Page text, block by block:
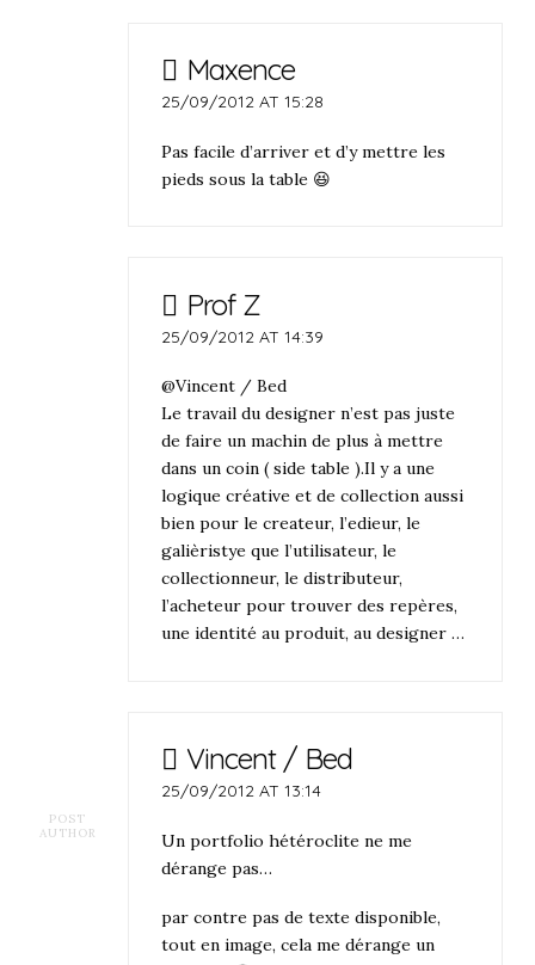
Maxence
25/09/2012 AT 15:28
Pas facile d’arriver et d’y mettre les
pieds sous la table 😆
Prof Z
25/09/2012 AT 14:39
@Vincent / Bed
Le travail du designer n’est pas juste
de faire un machin de plus à mettre
dans un coin ( side table ).Il y a une
logique créative et de collection aussi
bien pour le createur, l’edieur, le
galièristye que l’utilisateur, le
collectionneur, le distributeur,
l’acheteur pour trouver des repères,
une identité au produit, au designer …
POST
AUTHOR
Vincent / Bed
25/09/2012 AT 13:14
Un portfolio hétéroclite ne me
dérange pas…
par contre pas de texte disponible,
tout en image, cela me dérange un